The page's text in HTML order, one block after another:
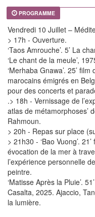
PROGRAMME
Vendredi 10 Juillet –
> 17h - Ouverture.
‘Taos Amrouche’. 5’ La
‘Le chant de la meule’,
‘Merhaba Gnawa’. 25’
marocains émigrés en
pour des concerts et
.> 18h - Vernissage de
atlas de métamorphoses’
Rahmoun.
> 20h - Repas sur place
> 21h30 - ‘Bao Vuong’.
évocation de la mer à
l’expérience personnelle
peintre.
‘Matisse Après la Pluie’.
Casalta, 2025. Ajaccio,
la lumière.